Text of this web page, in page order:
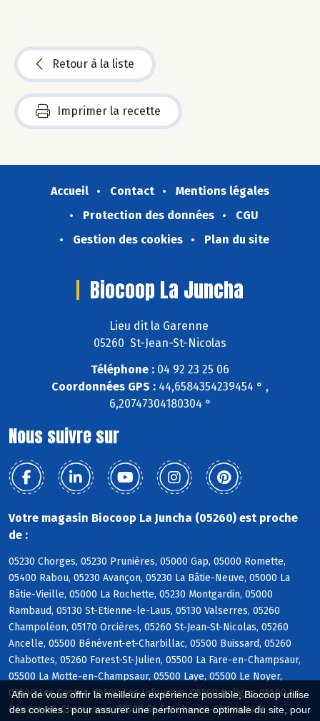
Afin de vous offrir la meilleure expérience possible, Biocoop utilise
des cookies : pour assurer une performance optimale du site, pour
Retour à la liste
Imprimer la recette
Accueil Contact
Mentions légales
Protection des données
CGU
Gestion des cookies
Plan du site
Biocoop La Juncha
Lieu dit la Garenne
05260 St-Jean-St-Nicolas
Téléphone : 04 92 23 25 06
Coordonnées GPS : 44,6584354239454 ° ,
6,20747304180304 °
Nous suivre sur
Votre magasin Biocoop La Juncha (05260) est proche
de :
05230 Chorges, 05230 Prunières, 05000 Gap, 05000 Romette,
05400 Rabou, 05230 Avançon, 05230 La Bâtie-Neuve, 05000 La
Bâtie-Vieille, 05000 La Rochette, 05230 Montgardin, 05000
Rambaud, 05130 St-Etienne-le-Laus, 05130 Valserres, 05260
Champoléon, 05170 Orcières, 05260 St-Jean-St-Nicolas, 05260
Ancelle, 05500 Bénévent-et-Charbillac, 05500 Buissard, 05260
Chabottes, 05260 Forest-St-Julien, 05500 La Fare-en-Champsaur,
05500 La Motte-en-Champsaur, 05500 Laye, 05500 Le Noyer,
05500 Les Costes, 05500 Les Infournas, 05500 Poligny, 05500 St-
Bonnet-en-Champsaur, 05500 St-Eusèbe-en-Champsaur